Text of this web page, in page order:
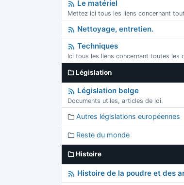
Le matériel
Mettez ici tous les liens concernant
Nettoyage, entretien.
Techniques
Ici tous les liens concernant toutes les
Législation
Législation belge
Documents utiles, articles de loi.
Autres législations européennes
Reste du monde
Histoire
Histoire de la poudre et des